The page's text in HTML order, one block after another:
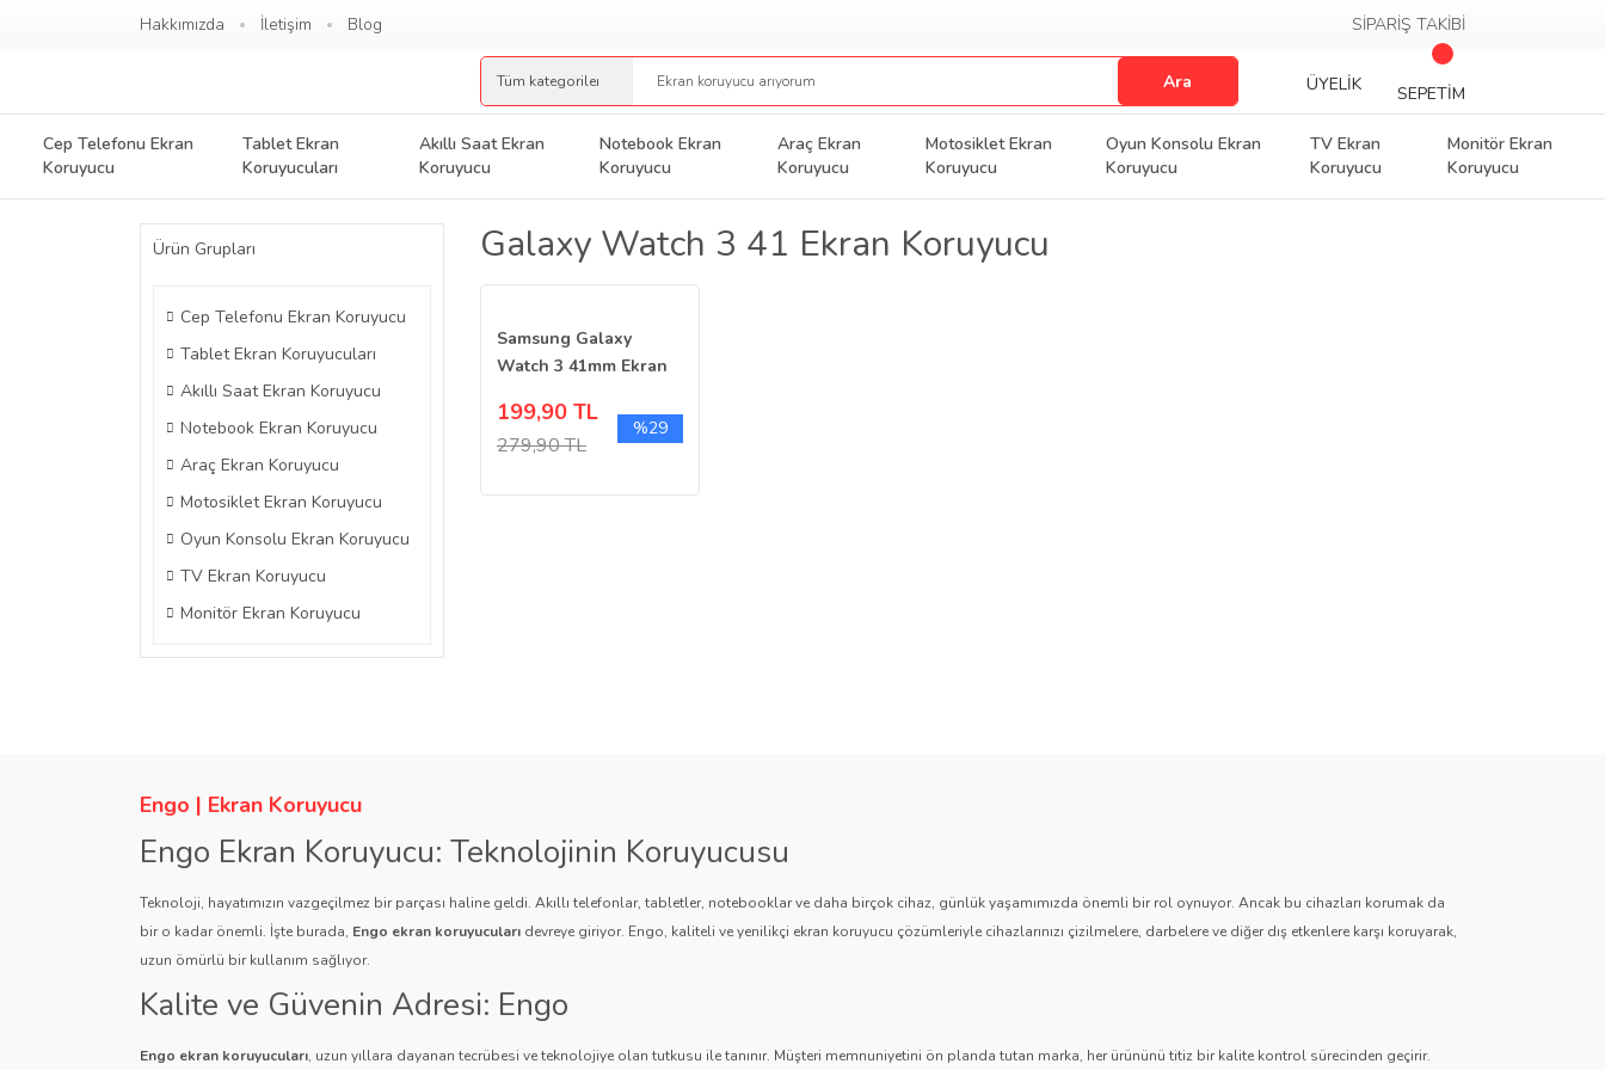
Hakkımızda İletişim Blog SİPARİŞ TAKİBİ
Ara ÜYELİK SEPETİM
Cep Telefonu Ekran
Koruyucu
Tablet Ekran
Koruyucuları
Akıllı Saat Ekran
Koruyucu
Notebook Ekran
Koruyucu
Araç Ekran
Koruyucu
Motosiklet Ekran
Koruyucu
Oyun Konsolu Ekran
Koruyucu
TV Ekran
Koruyucu
Monitör Ekran
Koruyucu
Ürün Grupları
Cep Telefonu Ekran Koruyucu
Tablet Ekran Koruyucuları
Akıllı Saat Ekran Koruyucu
Notebook Ekran Koruyucu
Araç Ekran Koruyucu
Motosiklet Ekran Koruyucu
Oyun Konsolu Ekran Koruyucu
TV Ekran Koruyucu
Monitör Ekran Koruyucu
Galaxy Watch 3 41 Ekran Koruyucu
Samsung Galaxy
Watch 3 41mm Ekran
Film 2 Adet
199,90 TL
279,90 TL
%29
Engo | Ekran Koruyucu
Engo Ekran Koruyucu: Teknolojinin Koruyucusu
Teknoloji, hayatımızın vazgeçilmez bir parçası haline geldi. Akıllı telefonlar, tabletler, notebooklar ve daha birçok cihaz, günlük yaşamımızda önemli bir rol oynuyor. Ancak bu cihazları korumak da
bir o kadar önemli. İşte burada, Engo ekran koruyucuları devreye giriyor. Engo, kaliteli ve yenilikçi ekran koruyucu çözümleriyle cihazlarınızı çizilmelere, darbelere ve diğer dış etkenlere karşı koruyarak,
uzun ömürlü bir kullanım sağlıyor.
Kalite ve Güvenin Adresi: Engo
Engo ekran koruyucuları, uzun yıllara dayanan tecrübesi ve teknolojiye olan tutkusu ile tanınır. Müşteri memnuniyetini ön planda tutan marka, her ürününü titiz bir kalite kontrol sürecinden geçirir.